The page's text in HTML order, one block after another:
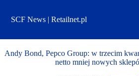
treściSCF News | Retailnet.pl
Andy Bond, Pepco Group: w trzecim
netto mniej nowych